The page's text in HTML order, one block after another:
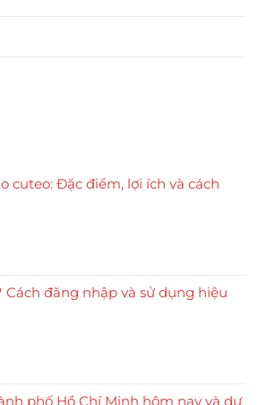
cuteo: Đặc điểm, lợi ích và cách
Cách đăng nhập và sử dụng hiệu
phố Hồ Chí Minh hôm nay và dự